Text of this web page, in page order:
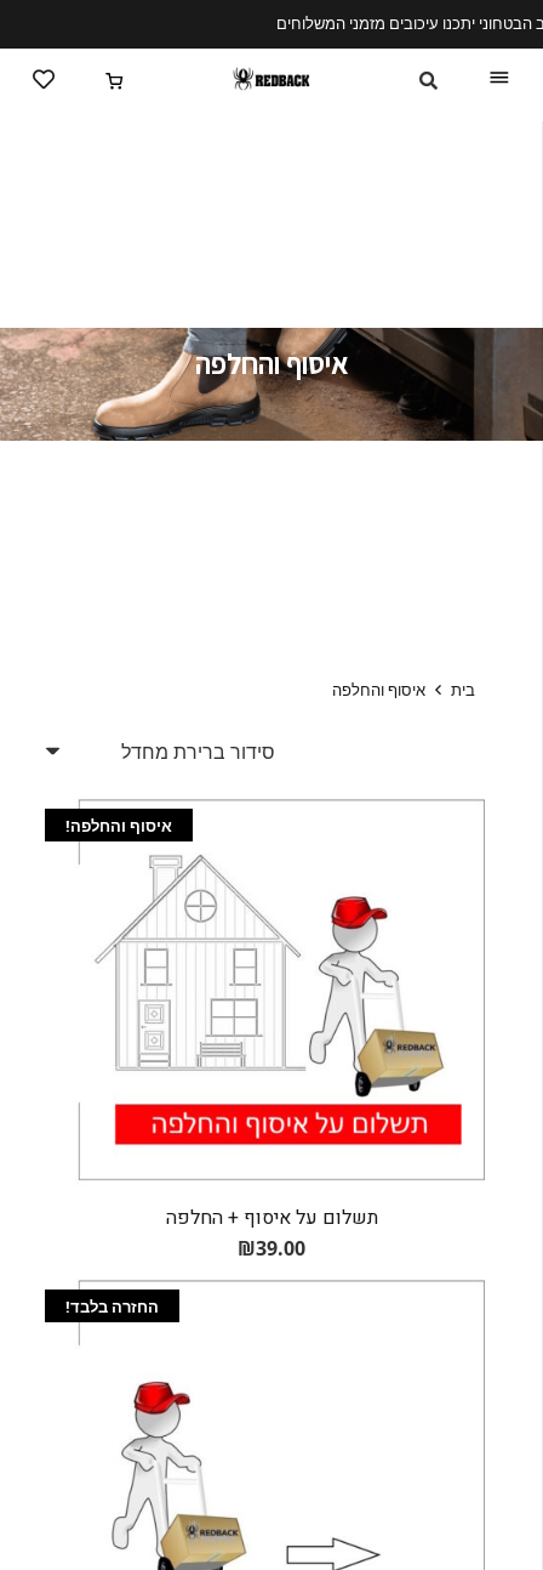
משלוחים חינם בהזמנות מעל 400 שח
איסוף והחלפה
בית איסוף והחלפה
איסוף והחלפה!
תשלום על איסוף + החלפה
₪39.00
החזרה בלבד!